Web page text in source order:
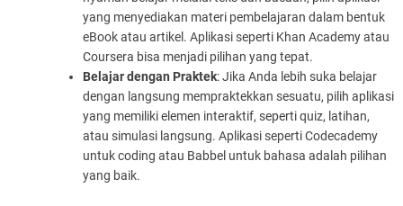
yang menyediakan materi pembelajaran dalam bentuk
eBook atau artikel. Aplikasi seperti Khan Academy atau
Coursera bisa menjadi pilihan yang tepat.
Belajar dengan Praktek: Jika Anda lebih suka belajar
dengan langsung mempraktekkan sesuatu, pilih aplikasi
yang memiliki elemen interaktif, seperti quiz, latihan,
atau simulasi langsung. Aplikasi seperti Codecademy
untuk coding atau Babbel untuk bahasa adalah pilihan
yang baik.